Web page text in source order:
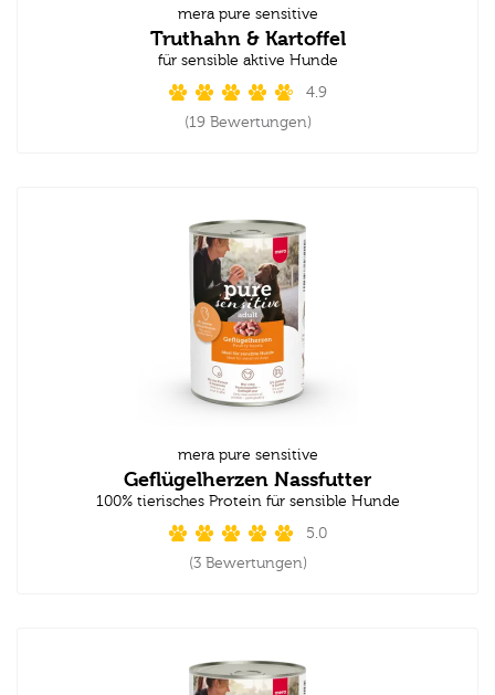
mera pure sensitive
Truthahn & Kartoffel
für sensible aktive Hunde
4.9
(19 Bewertungen)
mera pure sensitive
Geflügelherzen Nassfutter
100% tierisches Protein für sensible Hunde
5.0
(3 Bewertungen)